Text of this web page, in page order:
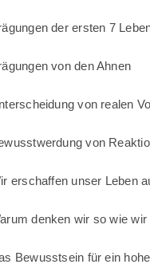
der ersten 7
von den Ahnen
von realen
von
erschaffen unser Leben
denken wir so wie wir
Bewusstsein für ein